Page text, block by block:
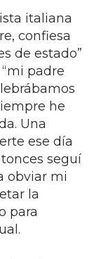
italiana
confiesa
de estado”
padre
he
Una
ese día
seguí
obviar mi
la
para